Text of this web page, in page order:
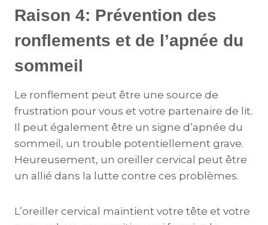
Raison 4: Prévention des
ronflements et de l’apnée du
sommeil
Le ronflement peut être une source de
frustration pour vous et votre partenaire de lit.
Il peut également être un signe d’apnée du
sommeil, un trouble potentiellement grave.
Heureusement, un oreiller cervical peut être
un allié dans la lutte contre ces problèmes.
L’oreiller cervical maintient votre tête et votre